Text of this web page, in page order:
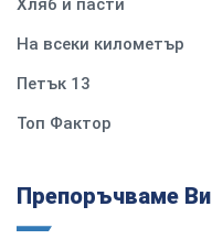
Хляб и пасти
На всеки километър
Петък 13
Топ Фактор
Препоръчваме Ви